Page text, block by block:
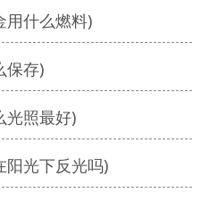
用什么燃料)
保存)
光照最好)
阳光下反光吗)